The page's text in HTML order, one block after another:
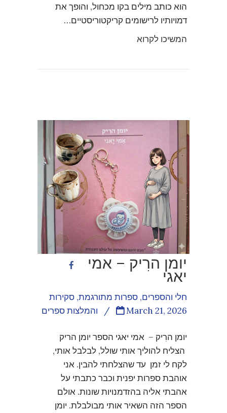
הוא כותב מילים בקו מכחול, והופך את
דמויותיו לרישומים קריקטוריסטיים…
המשיכו לקרוא
יומן הרִיק – אמי
יאגי
חלי והספרים, ספרות מתורגמת, סקירות
והמלצות ספרים
/ March 21, 2026
יומן הרִיק – אמי יאגי הספר יומן הריק
הצליח להוליך אותי שולל, לבלבל אותי,
לקח לי זמן עד שהצלחתי להבין. אני
אוהבת ספרות יפנית וכבר כתבתי על
אהבתי אליה בהזדמנויות שונות. אולם
הספר הזה השאיר אותי מבולבלת. יומן